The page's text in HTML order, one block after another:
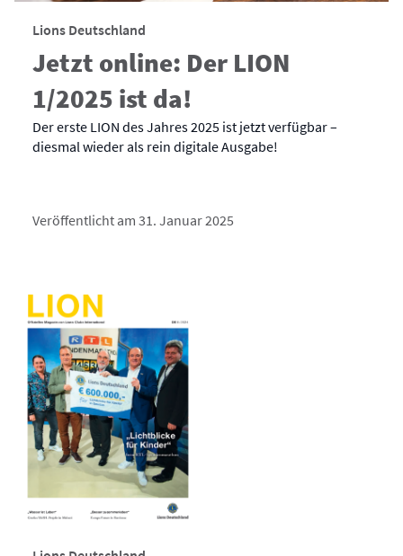
Lions Deutschland
Jetzt online: Der LION
1/2025 ist da!
Der erste LION des Jahres 2025 ist jetzt verfügbar –
diesmal wieder als rein digitale Ausgabe!
Veröffentlicht am 31. Januar 2025